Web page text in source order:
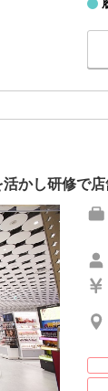
かし研修で